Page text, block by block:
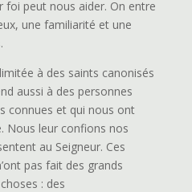
foi peut nous aider. On entre
une familiarité et une
à des saints canonisés
aussi à des personnes
connues et qui nous ont
Nous leur confions nos
au Seigneur. Ces
pas fait des grands
: des